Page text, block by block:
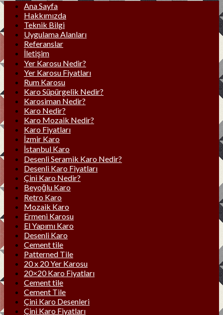
Ana Sayfa
Hakkımızda
Teknik Bilgi
Uygulama Alanları
Referanslar
İletişim
Yer Karosu Nedir?
Yer Karosu Fiyatları
Rum Karosu
Karo Süpürgelik Nedir?
Karosiman Nedir?
Karo Nedir?
Karo Mozaik Nedir?
Karo Fiyatları
İzmir Karo
İstanbul Karo
Desenli Seramik Karo Nedir?
Desenli Karo Fiyatları
Çini Karo Nedir?
Beyoğlu Karo
Retro Karo
Mozaik Karo
Ermeni Karosu
El Yapımı Karo
Desenli Karo
Cement tile
Patterned Tile
20 x 20 Yer Karosu
20×20 Karo Fiyatları
Cement tile
Cement Tile
Çini Karo Desenleri
Çini Karo Fiyatları